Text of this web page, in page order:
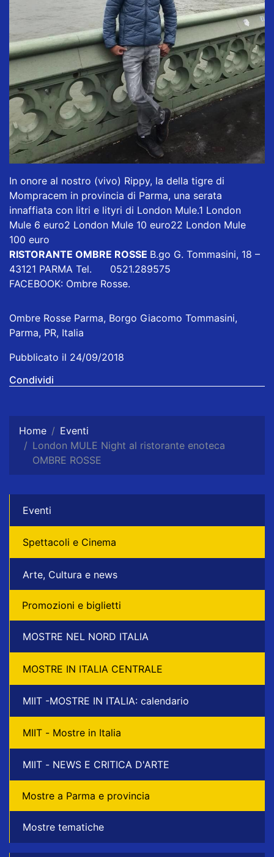
In onore al nostro (vivo) Rippy, la della tigre di
Mompracem in provincia di Parma, una serata
innaffiata con litri e lityri di London Mule.1 London
Mule 6 euro2 London Mule 10 euro22 London Mule
100 euro
RISTORANTE OMBRE ROSSE B.go G. Tommasini, 18 –
43121 PARMA Tel. 0521.289575
FACEBOOK: Ombre Rosse.
Ombre Rosse Parma, Borgo Giacomo Tommasini,
Parma, PR, Italia
Pubblicato il 24/09/2018
Condividi
Home
Eventi
London MULE Night al ristorante enoteca
OMBRE ROSSE
Eventi
Spettacoli e Cinema
Arte, Cultura e news
Promozioni e biglietti
MOSTRE NEL NORD ITALIA
MOSTRE IN ITALIA CENTRALE
MIIT -MOSTRE IN ITALIA: calendario
MIIT - Mostre in Italia
MIIT - NEWS E CRITICA D'ARTE
Mostre a Parma e provincia
Mostre tematiche